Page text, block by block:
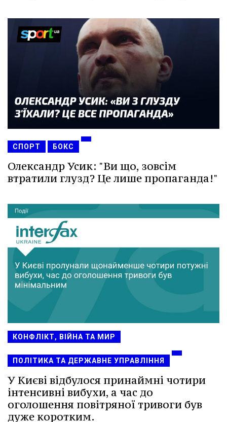
СПОРТ БОКС
Олександр Усик: "Ви що, зовсім
втратили глузд? Це лише пропаганда!"
КОНФЛІКТ, ВІЙНА ТА МИР
ПОЛІТИКА ТА ДЕРЖАВНЕ УПРАВЛІННЯ
У Києві відбулося принаймні чотири
інтенсивні вибухи, а час до
оголошення повітряної тривоги був
дуже коротким.